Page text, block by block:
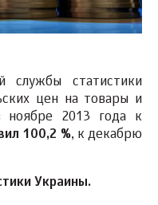
службы статистики
цен на товары и
ноябре 2013 года к
100,2 %, к декабрю
Украины.